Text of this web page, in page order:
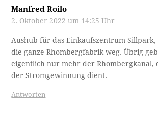
Manfred Roilo
2. Oktober 2022 um 14:25 Uhr
Aushub für das Einkaufszentrum Sillpark,
die ganze Rhombergfabrik weg. Übrig
eigentlich nur mehr der Rhombergkanal,
der Stromgewinnung dient.
Antworten